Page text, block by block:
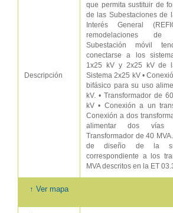
Descripción
que permita sustituir de
de las Subestaciones de
Interés General
remodelaciones
Subestación móvil
conectarse a los
1x25 kV y 2x25 kV de
Sistema 2x25 kV •
bifásico para su uso
kV. • Transformador de
kV • Conexión a un
Conexión a dos
alimentar dos vías
Transformador de 40
de diseño de la
correspondiente a los
MVA descritos en la ET
↑ Ver mapa